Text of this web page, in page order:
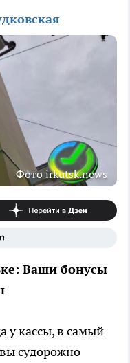
Фото irkutsk.news
Ваши бонусы
у кассы, в самый
судорожно